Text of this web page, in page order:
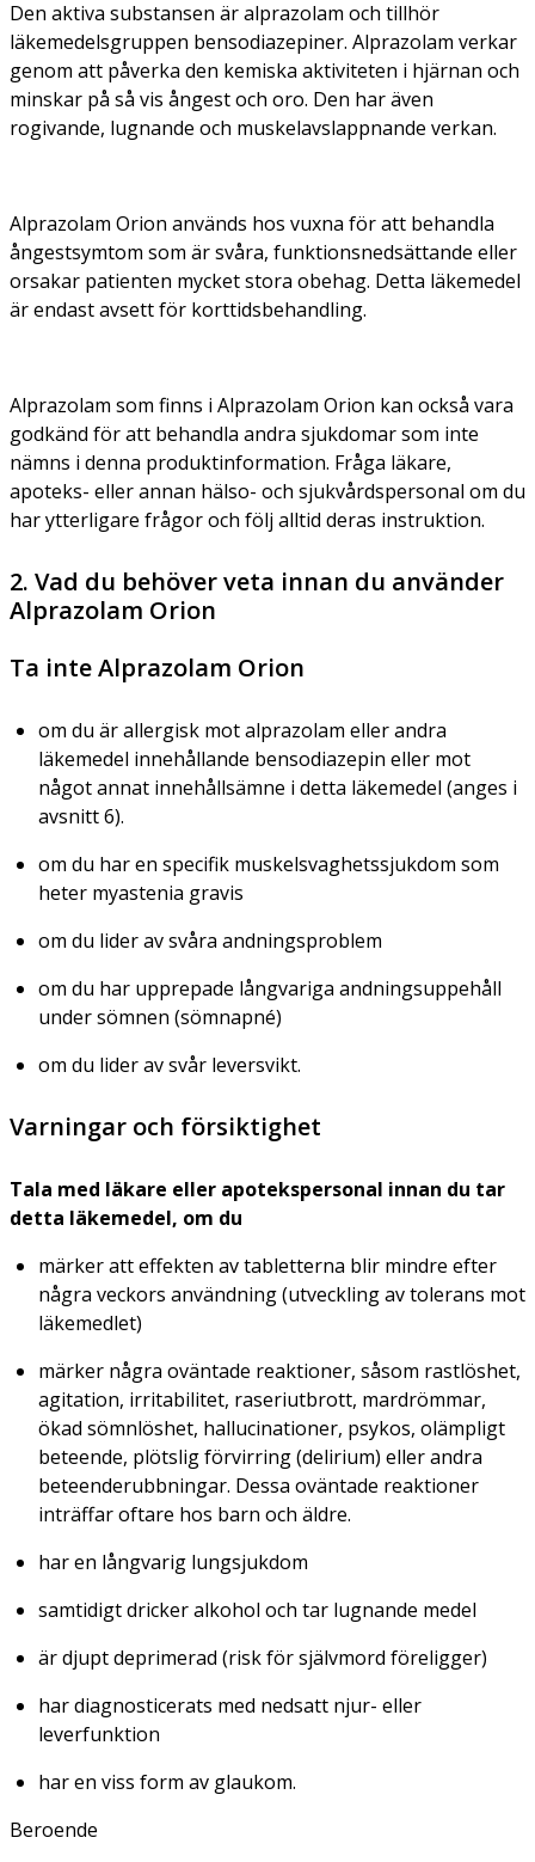
Den aktiva substansen är alprazolam och tillhör
läkemedelsgruppen bensodiazepiner. Alprazolam verkar
genom att påverka den kemiska aktiviteten i hjärnan och
minskar på så vis ångest och oro. Den har även
rogivande, lugnande och muskelavslappnande verkan.
Alprazolam Orion används hos vuxna för att behandla
ångestsymtom som är svåra, funktionsnedsättande eller
orsakar patienten mycket stora obehag. Detta läkemedel
är endast avsett för korttidsbehandling.
Alprazolam som finns i Alprazolam Orion kan också vara
godkänd för att behandla andra sjukdomar som inte
nämns i denna produktinformation. Fråga läkare,
apoteks- eller annan hälso- och sjukvårdspersonal om du
har ytterligare frågor och följ alltid deras instruktion.
2. Vad du behöver veta innan du använder
Alprazolam Orion
Ta inte Alprazolam Orion
om du är allergisk mot alprazolam eller andra
läkemedel innehållande bensodiazepin eller mot
något annat innehållsämne i detta läkemedel (anges i
avsnitt 6).
om du har en specifik muskelsvaghetssjukdom som
heter myastenia gravis
om du lider av svåra andningsproblem
om du har upprepade långvariga andningsuppehåll
under sömnen (sömnapné)
om du lider av svår leversvikt.
Varningar och försiktighet
Tala med läkare eller apotekspersonal innan du tar
detta läkemedel, om du
märker att effekten av tabletterna blir mindre efter
några veckors användning (utveckling av tolerans mot
läkemedlet)
märker några oväntade reaktioner, såsom rastlöshet,
agitation, irritabilitet, raseriutbrott, mardrömmar,
ökad sömnlöshet, hallucinationer, psykos, olämpligt
beteende, plötslig förvirring (delirium) eller andra
beteenderubbningar. Dessa oväntade reaktioner
inträffar oftare hos barn och äldre.
har en långvarig lungsjukdom
samtidigt dricker alkohol och tar lugnande medel
är djupt deprimerad (risk för självmord föreligger)
har diagnosticerats med nedsatt njur- eller
leverfunktion
har en viss form av glaukom.
Beroende